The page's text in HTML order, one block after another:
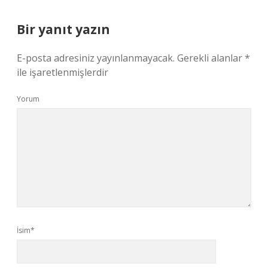
Bir yanıt yazın
E-posta adresiniz yayınlanmayacak. Gerekli alanlar*
ile işaretlenmişlerdir
Yorum
İsim*